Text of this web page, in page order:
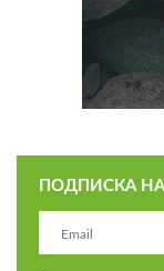
ПОДПИСКА